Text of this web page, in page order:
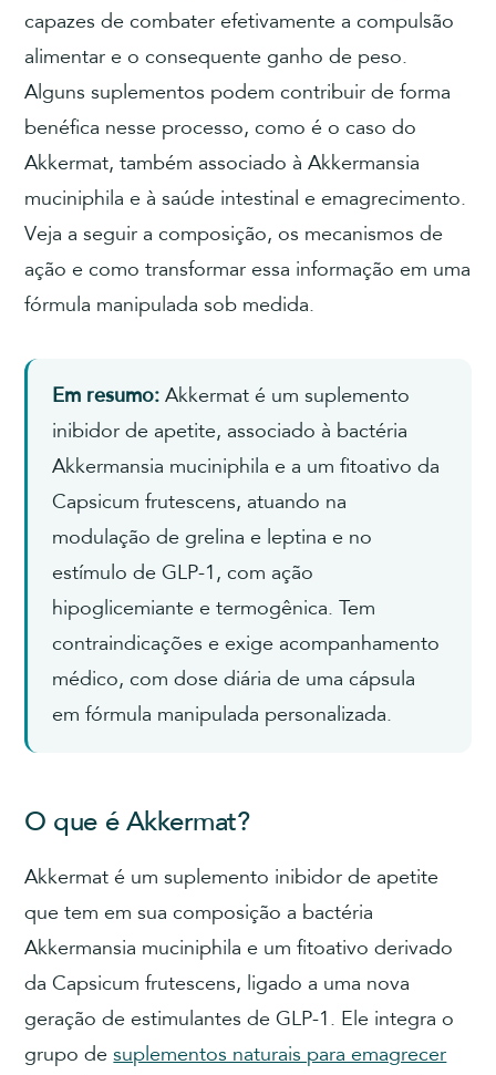
capazes de combater efetivamente a compulsão
alimentar e o consequente ganho de peso.
Alguns suplementos podem contribuir de forma
benéfica nesse processo, como é o caso do
Akkermat, também associado à Akkermansia
muciniphila e à saúde intestinal e emagrecimento.
Veja a seguir a composição, os mecanismos de
ação e como transformar essa informação em uma
fórmula manipulada sob medida.
Em resumo: Akkermat é um suplemento
inibidor de apetite, associado à bactéria
Akkermansia muciniphila e a um fitoativo da
Capsicum frutescens, atuando na
modulação de grelina e leptina e no
estímulo de GLP-1, com ação
hipoglicemiante e termogênica. Tem
contraindicações e exige acompanhamento
médico, com dose diária de uma cápsula
em fórmula manipulada personalizada.
O que é Akkermat?
Akkermat é um suplemento inibidor de apetite
que tem em sua composição a bactéria
Akkermansia muciniphila e um fitoativo derivado
da Capsicum frutescens, ligado a uma nova
geração de estimulantes de GLP-1. Ele integra o
grupo desuplementos naturais para emagrecer